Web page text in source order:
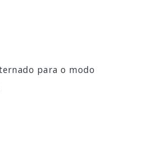
para o modo